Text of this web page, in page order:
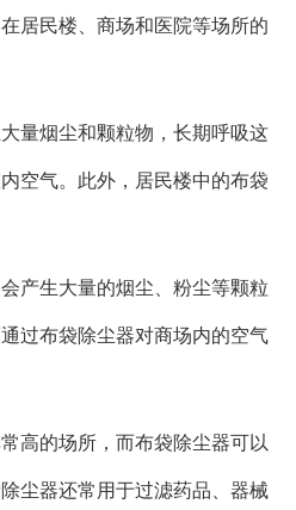
居民楼、商场和医院等场所的
量烟尘和颗粒物，长期呼吸这
空气。此外，居民楼中的布袋
产生大量的烟尘、粉尘等颗粒
过布袋除尘器对商场内的空气
高的场所，而布袋除尘器可以
尘器还常用于过滤药品、器械